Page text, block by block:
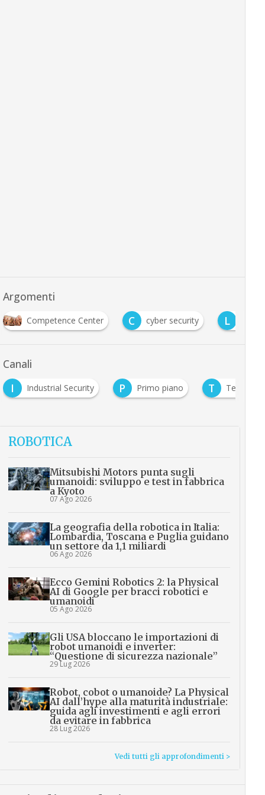
Argomenti
Competence Center C cyber security L
Canali
I
Industrial Security P Primo piano T
ROBOTICA
Mitsubishi Motors punta sugli
umanoidi: sviluppo e test in fabbrica
a Kyoto
07 Ago 2026
La geografia della robotica in Italia:
Lombardia, Toscana e Puglia guidano
un settore da 1,1 miliardi
06 Ago 2026
Ecco Gemini Robotics 2: la Physical
AI di Google per bracci robotici e
umanoidi
05 Ago 2026
Gli USA bloccano le importazioni di
robot umanoidi e inverter:
“Questione di sicurezza nazionale”
29 Lug 2026
Robot, cobot o umanoide? La Physical
AI dall’hype alla maturità industriale:
guida agli investimenti e agli errori
da evitare in fabbrica
28 Lug 2026
Vedi tutti gli approfondimenti >